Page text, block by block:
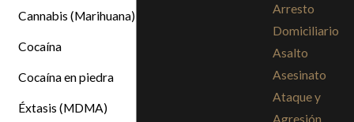
Cannabis (Marihuana)
Cocaína
Cocaína en piedra
Éxtasis (MDMA)
Arresto
Domiciliario
Asalto
Asesinato
Ataque y
Agresión